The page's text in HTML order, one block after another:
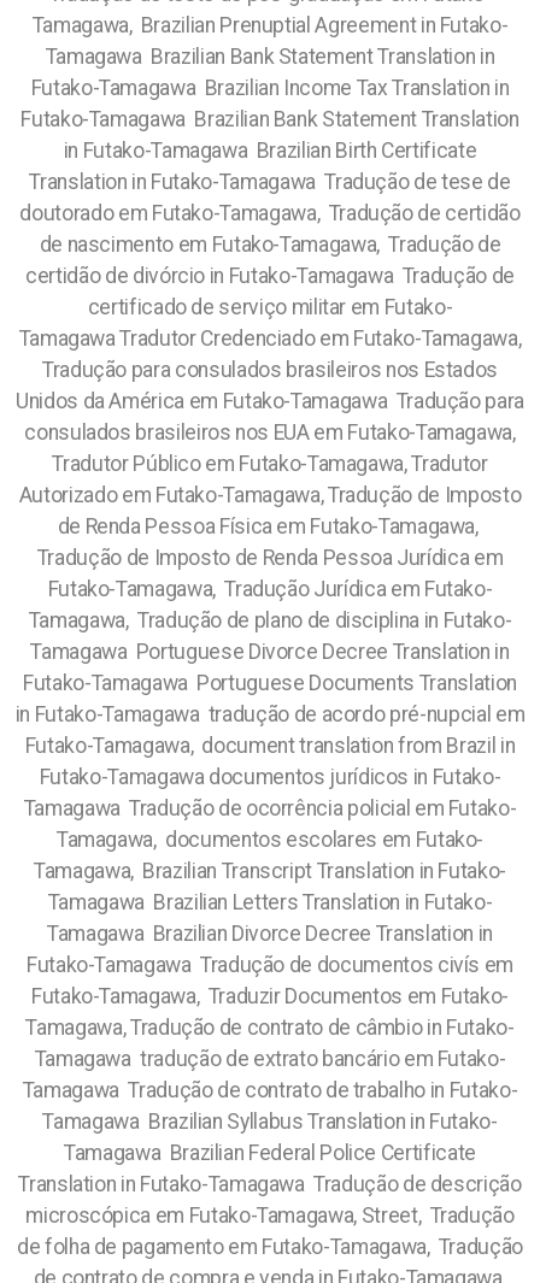
Tamagawa, Brazilian Prenuptial Agreement in Futako-
Tamagawa Brazilian Bank Statement Translation in
Futako-Tamagawa Brazilian Income Tax Translation in
Futako-Tamagawa Brazilian Bank Statement Translation
in Futako-Tamagawa Brazilian Birth Certificate
Translation in Futako-Tamagawa Tradução de tese de
doutorado em Futako-Tamagawa, Tradução de certidão
de nascimento em Futako-Tamagawa, Tradução de
certidão de divórcio in Futako-Tamagawa Tradução de
certificado de serviço militar em Futako-
Tamagawa Tradutor Credenciado em Futako-Tamagawa,
Tradução para consulados brasileiros nos Estados
Unidos da América em Futako-Tamagawa Tradução para
consulados brasileiros nos EUA em Futako-Tamagawa,
Tradutor Público em Futako-Tamagawa, Tradutor
Autorizado em Futako-Tamagawa, Tradução de Imposto
de Renda Pessoa Física em Futako-Tamagawa,
Tradução de Imposto de Renda Pessoa Jurídica em
Futako-Tamagawa, Tradução Jurídica em Futako-
Tamagawa, Tradução de plano de disciplina in Futako-
Tamagawa Portuguese Divorce Decree Translation in
Futako-Tamagawa Portuguese Documents Translation
in Futako-Tamagawa tradução de acordo pré-nupcial em
Futako-Tamagawa, document translation from Brazil in
Futako-Tamagawa documentos jurídicos in Futako-
Tamagawa Tradução de ocorrência policial em Futako-
Tamagawa, documentos escolares em Futako-
Tamagawa, Brazilian Transcript Translation in Futako-
Tamagawa Brazilian Letters Translation in Futako-
Tamagawa Brazilian Divorce Decree Translation in
Futako-Tamagawa Tradução de documentos civís em
Futako-Tamagawa, Traduzir Documentos em Futako-
Tamagawa, Tradução de contrato de câmbio in Futako-
Tamagawa tradução de extrato bancário em Futako-
Tamagawa Tradução de contrato de trabalho in Futako-
Tamagawa Brazilian Syllabus Translation in Futako-
Tamagawa Brazilian Federal Police Certificate
Translation in Futako-Tamagawa Tradução de descrição
microscópica em Futako-Tamagawa, Street, Tradução
de folha de pagamento em Futako-Tamagawa, Tradução
de contrato de compra e venda in Futako-Tamagawa